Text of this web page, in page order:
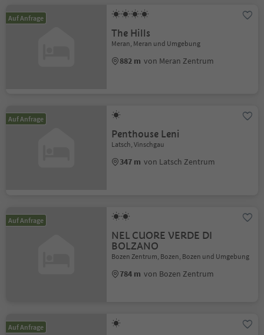
Auf Anfrage
The Hills
Meran, Meran und Umgebung
882 m von Meran Zentrum
Auf Anfrage
Penthouse Leni
Latsch, Vinschgau
347 m von Latsch Zentrum
Auf Anfrage
NEL CUORE VERDE DI
BOLZANO
Bozen Zentrum, Bozen, Bozen und Umgebung
784 m von Bozen Zentrum
Auf Anfrage